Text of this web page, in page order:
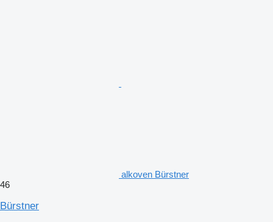
alkoven Bürstner
46
Bürstner